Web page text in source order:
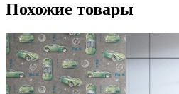
Похожие товары